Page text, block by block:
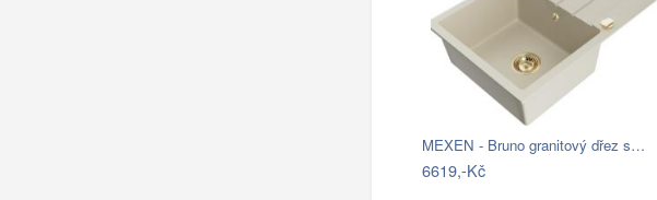
MEXEN - Bruno granitový dřez s…
6619,-Kč